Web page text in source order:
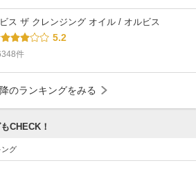
ス ザ クレンジング オイル / オルビス
5.2
件
のランキングをみる
CHECK！
ング